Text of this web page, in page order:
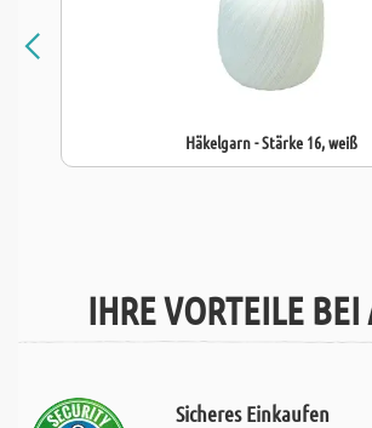
Häkelgarn - Stärke 16, weiß
IHRE VORTEILE BEI
Sicheres Einkaufen